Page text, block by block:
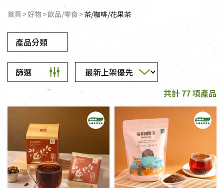
首頁 好物 飲品/零食 茶/咖啡/花果茶
產品分類
篩選
共計 77 項產品
奶素 其他
冷凍
一般網購 門市販售